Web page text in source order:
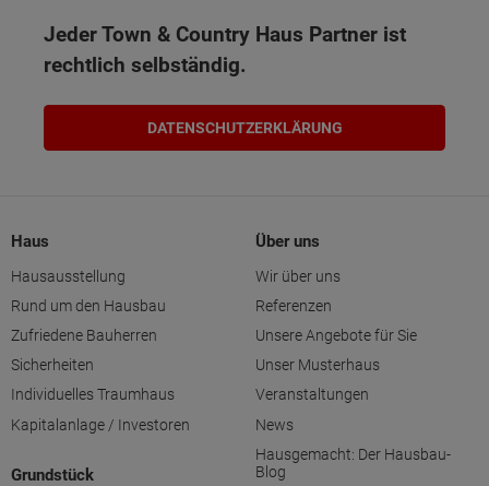
Jeder Town & Country Haus Partner ist
rechtlich selbständig.
DATENSCHUTZERKLÄRUNG
Haus
Hausausstellung
Rund um den Hausbau
Zufriedene Bauherren
Sicherheiten
Individuelles Traumhaus
Kapitalanlage / Investoren
Grundstück
Über uns
Wir über uns
Referenzen
Unsere Angebote für Sie
Unser Musterhaus
Veranstaltungen
News
Hausgemacht: Der Hausbau-
Blog